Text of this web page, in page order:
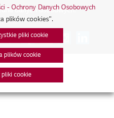
danych osobowych.|
Połącz:
- Ochrony Danych Osobowych
plików cookies".
pliki cookie
plików cookie
pliki cookie